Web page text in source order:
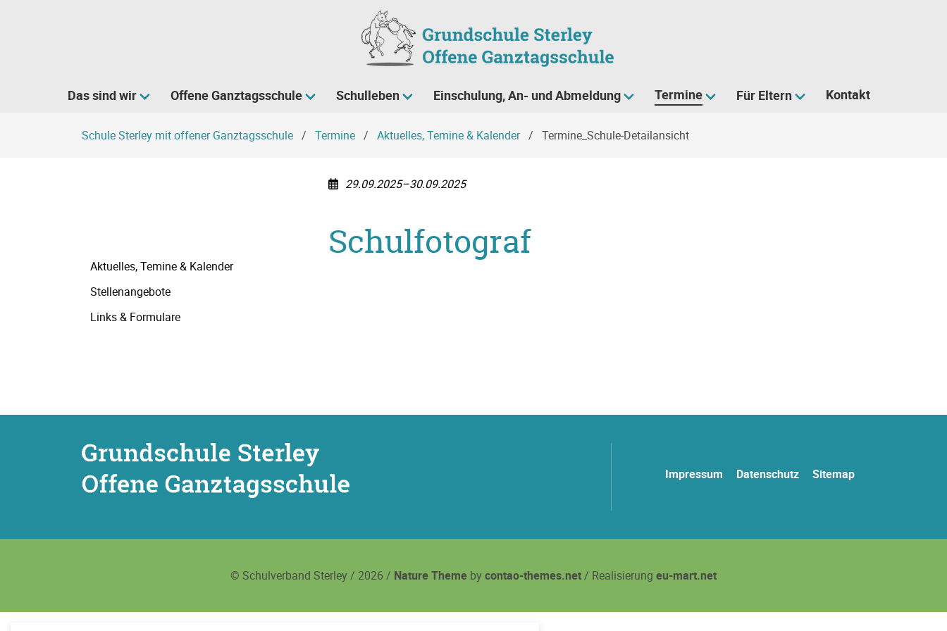
NavigationDas sind wir Offene Ganztagsschule Schulleben Einschulung, An- und Abmeldung Termine Für Eltern Kontakt
Schule Sterley mit offener Ganztagsschule Termine Aktuelles, Temine & Kalender Termine_Schule-Detailansicht
29.09.2025–30.09.2025
Schulfotograf
Navigation
Aktuelles, Temine & Kalender
Stellenangebote
Links & Formulare
Impressum Datenschutz Sitemap
© Schulverband Sterley / 2026 / Nature Theme by contao-themes.net/ Realisierung eu-mart.net